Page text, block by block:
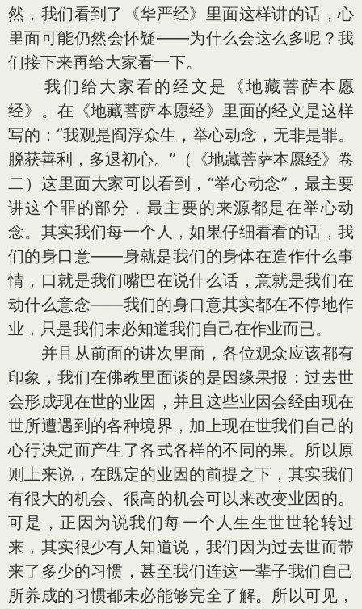
然，我们看到了《华严经》里面这样讲的话，心
里面可能仍然会怀疑——为什么会这么多呢？我
们接下来再给大家看一下。
我们给大家看的经文是《地藏菩萨本愿
经》。在《地藏菩萨本愿经》里面的经文是这样
写的：“我观是阎浮众生，举心动念，无非是罪。
脱获善利，多退初心。”（《地藏菩萨本愿经》卷
二）这里面大家可以看到，“举心动念”，最主要
讲这个罪的部分，最主要的来源都是在举心动
念。其实我们每一个人，如果仔细看看的话，我
们的身口意——身就是我们的身体在造作什么事
情，口就是我们嘴巴在说什么话，意就是我们在
动什么意念——我们的身口意其实都在不停地作
业，只是我们未必知道我们自己在作业而已。
并且从前面的讲次里面，各位观众应该都有
印象，我们在佛教里面谈的是因缘果报：过去世
会形成现在世的业因，并且这些业因会经由现在
世所遭遇到的各种境界，加上现在世我们自己的
心行决定而产生了各式各样的不同的果。所以原
则上来说，在既定的业因的前提之下，其实我们
有很大的机会、很高的机会可以来改变业因的。
可是，正因为说我们每一个人生生世世轮转过
来，其实很少有人知道说，我们因为过去世而带
来了多少的习惯，甚至我们连这一辈子我们自己
所养成的习惯都未必能够完全了解。所以可见，